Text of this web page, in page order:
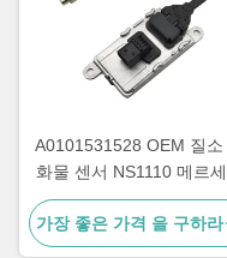
A0101531528 OEM 질소
화물 센서 NS1110 메르세
스 아크트로스 NOx 센
5WK97330A
가장 좋은 가격 을 구하라